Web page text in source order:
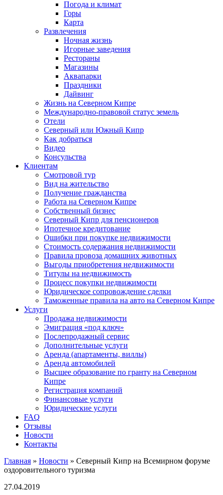
Погода и климат
Горы
Карта
Развлечения
Ночная жизнь
Игорные заведения
Рестораны
Магазины
Аквапарки
Праздники
Дайвинг
Жизнь на Северном Кипре
Международно-правовой статус земель
Отели
Северный или Южный Кипр
Как добраться
Видео
Консульства
Клиентам
Смотровой тур
Вид на жительство
Получение гражданства
Работа на Северном Кипре
Собственный бизнес
Северный Кипр для пенсионеров
Ипотечное кредитование
Ошибки при покупке недвижимости
Стоимость содержания недвижимости
Правила провоза домашних животных
Выгоды приобретения недвижимости
Титулы на недвижимость
Процесс покупки недвижимости
Юридическое сопровождение сделки
Таможенные правила на авто на Северном Кипре
Услуги
Продажа недвижимости
Эмиграция «под ключ»
Послепродажный сервис
Дополнительные услуги
Аренда (апартаменты, виллы)
Аренда автомобилей
Высшее образование по гранту на Северном
Кипре
Регистрация компаний
Финансовые услуги
Юридические услуги
FAQ
Отзывы
Новости
Контакты
Главная » Новости » Северный Кипр ​​на Всемирном форуме
оздоровительного туризма
27.04.2019